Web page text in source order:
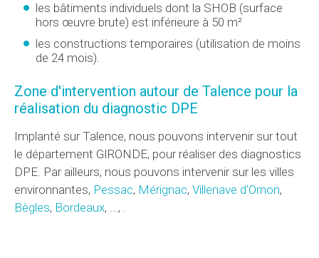
les bâtiments individuels dont la SHOB (surface
hors œuvre brute) est inférieure à 50 m²
les constructions temporaires (utilisation de moins
de 24 mois).
Zone d'intervention autour de Talence pour la
réalisation du diagnostic DPE
Implanté sur Talence, nous pouvons intervenir sur tout
le département GIRONDE, pour réaliser des diagnostics
DPE. Par ailleurs, nous pouvons intervenir sur les villes
environnantes, Pessac, Mérignac, Villenave d'Ornon,
Bègles, Bordeaux, ..., .